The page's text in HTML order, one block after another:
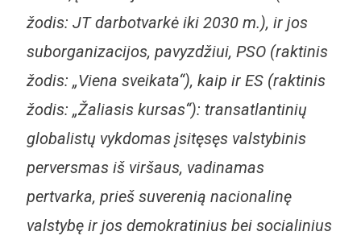
žodis: JT darbotvarkė iki 2030 m.), ir jos
suborganizacijos, pavyzdžiui, PSO (raktinis
žodis: „Viena sveikata“), kaip ir ES (raktinis
žodis: „Žaliasis kursas“): transatlantinių
globalistų vykdomas įsitęsęs valstybinis
perversmas iš viršaus, vadinamas
pertvarka, prieš suverenią nacionalinę
valstybę ir jos demokratinius bei socialinius